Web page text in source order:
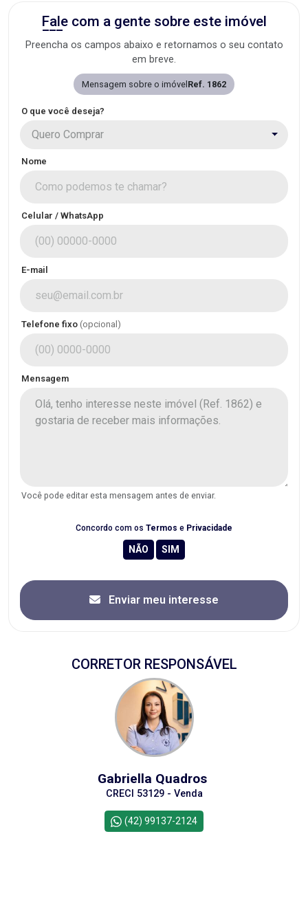
Fale com a gente sobre este imóvel
Preencha os campos abaixo e retornamos o seu contato
em breve.
Mensagem sobre o imóvel Ref. 1862
O que você deseja?
Quero Comprar
Nome
Celular / WhatsApp
E-mail
Telefone fixo (opcional)
Mensagem
Você pode editar esta mensagem antes de enviar.
Concordo com os Termos e Privacidade
Enviar meu interesse
CORRETOR RESPONSÁVEL
Gabriella Quadros
CRECI 53129 - Venda
(42) 99137-2124